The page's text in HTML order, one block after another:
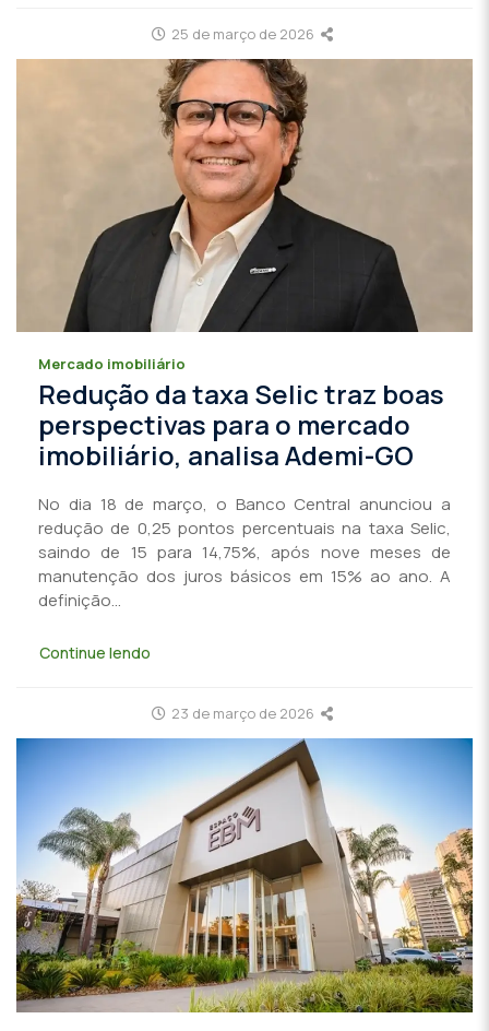
25 de março de 2026
Mercado imobiliário
Redução da taxa Selic traz boas
perspectivas para o mercado
imobiliário, analisa Ademi-GO
No dia 18 de março, o Banco Central anunciou a
redução de 0,25 pontos percentuais na taxa Selic,
saindo de 15 para 14,75%, após nove meses de
manutenção dos juros básicos em 15% ao ano. A
definição...
Continue lendo
23 de março de 2026